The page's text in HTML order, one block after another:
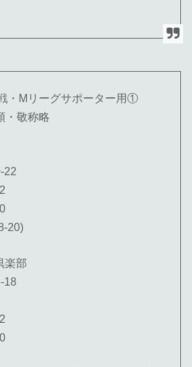
・Mリーグサポーター用①
・敬称略
22
20)
楽部
18